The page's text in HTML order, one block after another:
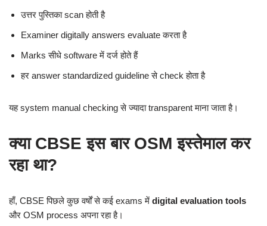
उत्तर पुस्तिका scan होती है
Examiner digitally answers evaluate करता है
Marks सीधे software में दर्ज होते हैं
हर answer standardized guideline से check होता है
यह system manual checking से ज्यादा transparent माना जाता है।
क्या CBSE इस बार OSM इस्तेमाल कर
रहा था?
हाँ, CBSE पिछले कुछ वर्षों से कई exams में digital evaluation tools
और OSM process अपना रहा है।